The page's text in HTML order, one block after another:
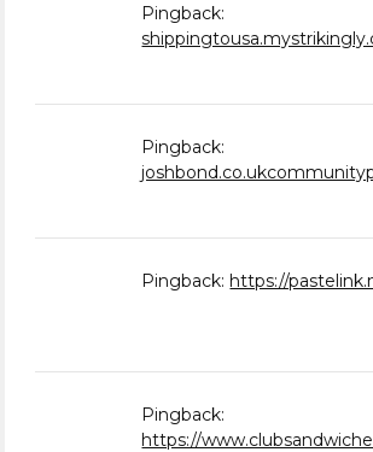
Pingback:
Pingback:
Pingback: https://
Pingback:
https://